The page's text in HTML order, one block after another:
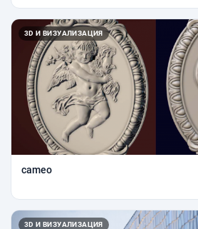
3D И ВИЗУАЛИЗАЦИЯ
cameo
3D И ВИЗУАЛИЗАЦИЯ